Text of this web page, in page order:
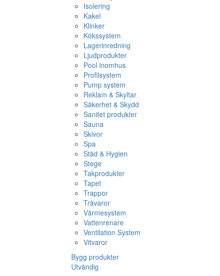
Isolering
Kakel
Klinker
Kökssystem
Lagerinredning
Ljudprodukter
Pool inomhus
Profilsystem
Pump system
Reklam & Skyltar
Säkerhet & Skydd
Sanitet produkter
Sauna
Skivor
Spa
Städ & Hygien
Stege
Takprodukter
Tapet
Trappor
Trävaror
Värmesystem
Vattenrenare
Ventilation System
Vitvaror
Bygg produkter
Utvändig